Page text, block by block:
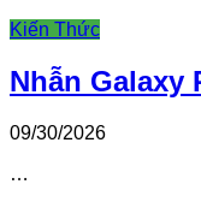
Kiến Thức
Nhẫn
09/30/2026
…